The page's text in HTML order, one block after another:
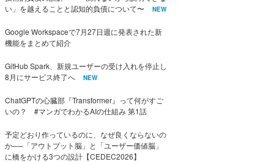
い」を越えることと認知的負債について〜
NEW
Google Workspaceで7月27日週に発表された新
機能をまとめて紹介
GitHub Spark、新規ユーザーの受け入れを停止し
8月にサービス終了へ
NEW
ChatGPTの心臓部『Transformer』って何がすご
いの？ #マンガでわかるAIの仕組み 第1話
予定どおり作っているのに、なぜ良くならないの
か──「アウトプット脳」と「ユーザー価値脳」
に橋をかける3つの設計【CEDEC2026】